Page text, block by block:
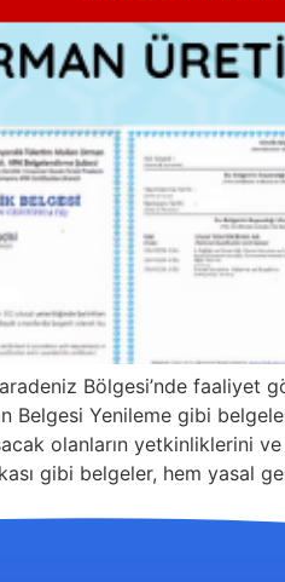
Bölgesi’nde faaliyet
Belgesi Yenileme gibi
olanların yetkinliklerini
gibi belgeler, hem yasal